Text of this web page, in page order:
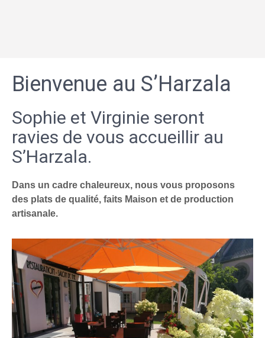
Bienvenue au S’Harzala
Sophie et Virginie seront
ravies de vous accueillir au
S’Harzala.
Dans un cadre chaleureux, nous vous proposons
des plats de qualité, faits Maison et de production
artisanale.